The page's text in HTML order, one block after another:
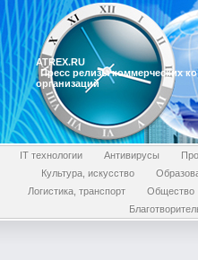
ATREX.RU
Пресс релизы коммерческих
организаций
IT технологии Антивирусы
Культура, искусство
Логистика, транспорт
Общество